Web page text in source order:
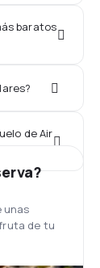
baratos
de Air
unas
de tu